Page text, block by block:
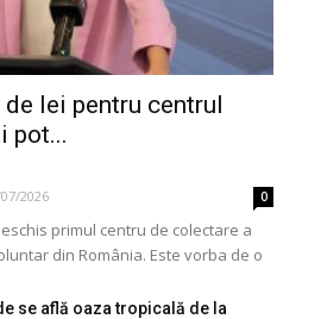
lei pentru centrul
pot...
2026 0
primul centru de colectare a
din România. Este vorba de o
se află oaza tropicală de la